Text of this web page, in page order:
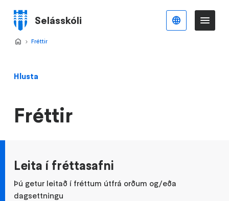
meginefni
Selásskóli
Valmynd
Hlusta
Fréttir
Leita í fréttasafni
Þú getur leitað í fréttum útfrá orðum og/eða
dagsettningu
Forsíða
>
Fréttir
Íslenska